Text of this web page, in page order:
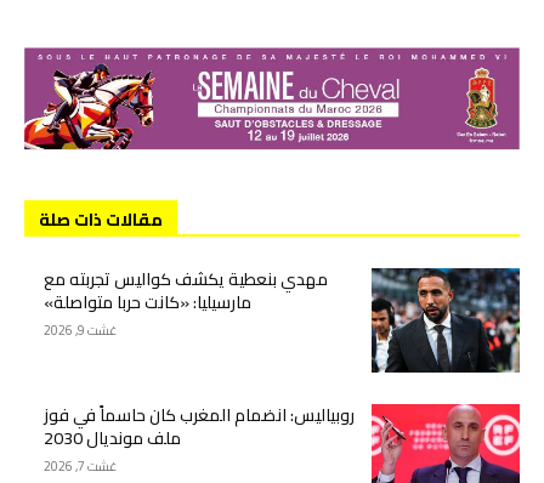
مقالات ذات صلة
مهدي بنعطية يكشف كواليس تجربته مع
مارسيليا: «كانت حربا متواصلة»
غشت 9, 2026
روبياليس: انضمام المغرب كان حاسماً في فوز
ملف مونديال 2030
غشت 7, 2026